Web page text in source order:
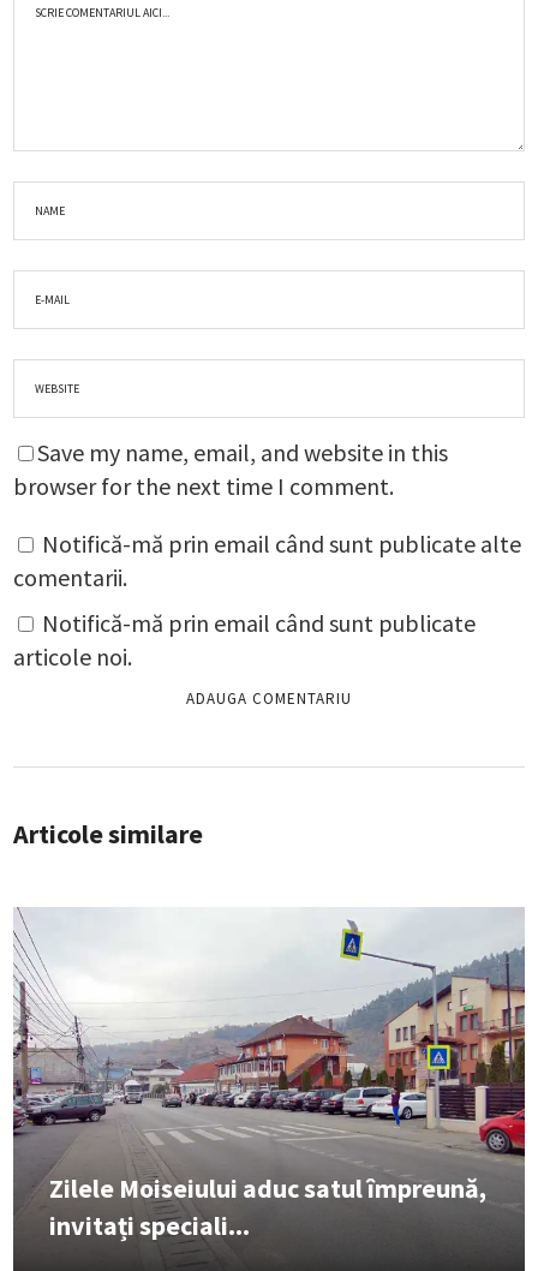
Save my name, email, and website in this
browser for the next time I comment.
Notifică-mă prin email când sunt publicate alte
comentarii.
Notifică-mă prin email când sunt publicate
articole noi.
Articole similare
Zilele Moiseiului aduc satul împreună,
invitați speciali...